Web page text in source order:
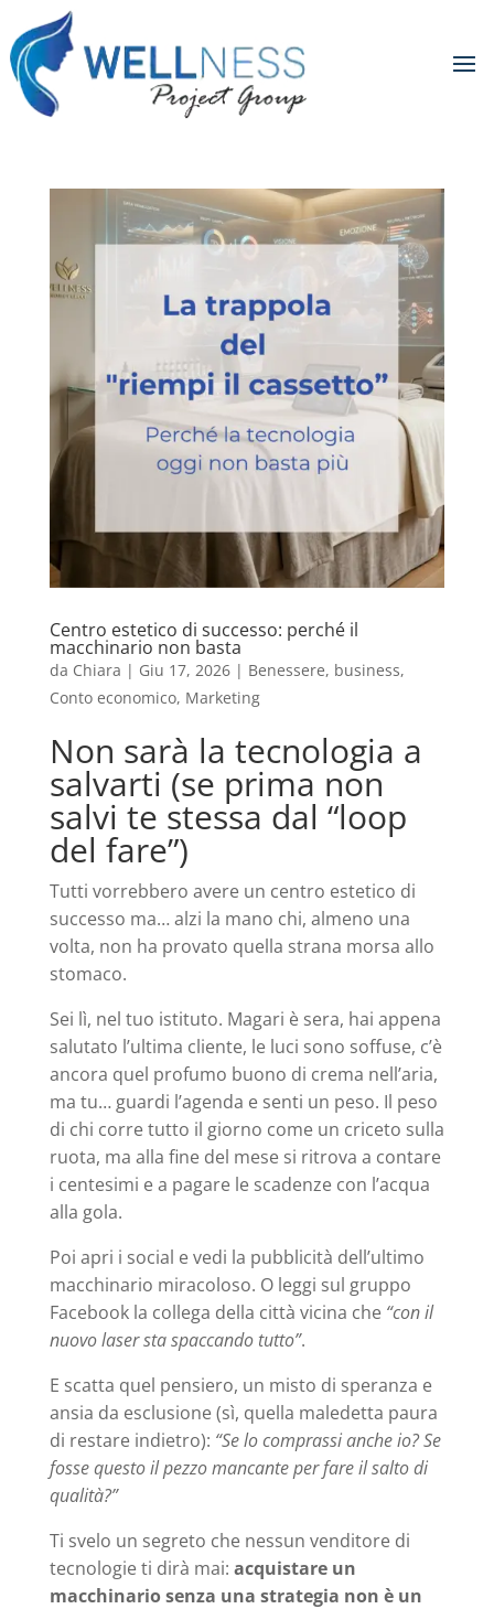
Centro estetico di successo: perché il
macchinario non basta
da Chiara | Giu 17, 2026| Benessere, business,
Conto economico, Marketing
Non sarà la tecnologia a
salvarti (se prima non
salvi te stessa dal “loop
del fare”)
Tutti vorrebbero avere un centro estetico di
successo ma… alzi la mano chi, almeno una
volta, non ha provato quella strana morsa allo
stomaco.
Sei lì, nel tuo istituto. Magari è sera, hai appena
salutato l’ultima cliente, le luci sono soffuse, c’è
ancora quel profumo buono di crema nell’aria,
ma tu… guardi l’agenda e senti un peso. Il peso
di chi corre tutto il giorno come un criceto sulla
ruota, ma alla fine del mese si ritrova a contare
i centesimi e a pagare le scadenze con l’acqua
alla gola.
Poi apri i social e vedi la pubblicità dell’ultimo
macchinario miracoloso. O leggi sul gruppo
Facebook la collega della città vicina che “con il
nuovo laser sta spaccando tutto”.
E scatta quel pensiero, un misto di speranza e
ansia da esclusione (sì, quella maledetta paura
di restare indietro): “Se lo comprassi anche io? Se
fosse questo il pezzo mancante per fare il salto di
qualità?”
Ti svelo un segreto che nessun venditore di
tecnologie ti dirà mai: acquistare un
macchinario senza una strategia non è un